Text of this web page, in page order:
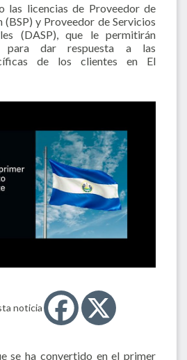
las licencias de Proveedor de
y Proveedor de Servicios
(DASP), que le permitirán
para dar respuesta a las
de los clientes en El
noticia
se ha convertido en el primer